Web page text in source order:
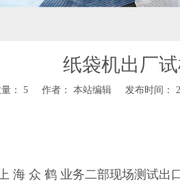
纸袋机出厂
： 5作者： 本站编辑 发布时间：
海 众 鹤 业务二部现场测试出